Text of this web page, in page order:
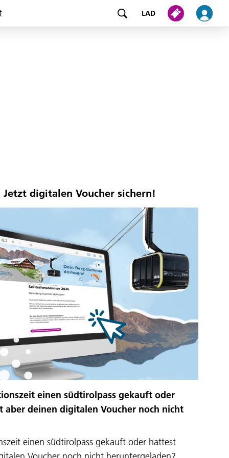
LAD
Jetzt digitalen Voucher sichern!
einen südtirolpass gekauft oder
aber deinen digitalen Voucher noch nicht
einen südtirolpass gekauft oder hattest